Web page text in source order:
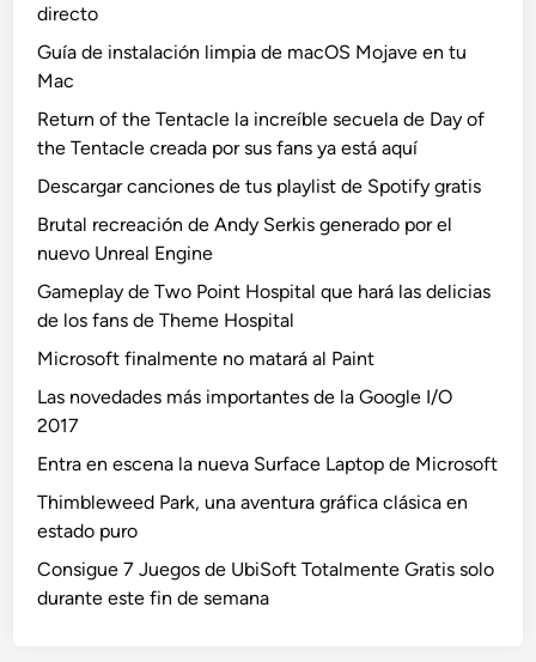
directo
Guía de instalación limpia de macOS Mojave en tu
Mac
Return of the Tentacle la increíble secuela de Day of
the Tentacle creada por sus fans ya está aquí
Descargar canciones de tus playlist de Spotify gratis
Brutal recreación de Andy Serkis generado por el
nuevo Unreal Engine
Gameplay de Two Point Hospital que hará las delicias
de los fans de Theme Hospital
Microsoft finalmente no matará al Paint
Las novedades más importantes de la Google I/O
2017
Entra en escena la nueva Surface Laptop de Microsoft
Thimbleweed Park, una aventura gráfica clásica en
estado puro
Consigue 7 Juegos de UbiSoft Totalmente Gratis solo
durante este fin de semana